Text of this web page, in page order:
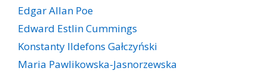
Edgar Allan Poe
Edward Estlin Cummings
Konstanty Ildefons Gałczyński
Maria Pawlikowska-Jasnorzewska